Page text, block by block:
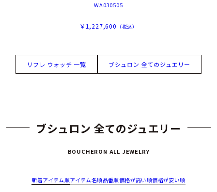
WA030505
￥1,227,600 （税込）
リフレ ウォッチ 一覧 ブシュロン 全てのジュエリー
ブシュロン 全てのジュエリー
BOUCHERON ALL JEWELRY
新着アイテム順アイテム名順品番順価格が高い順価格が安い順